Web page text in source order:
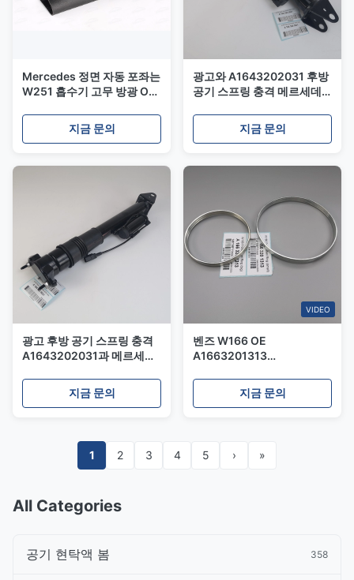
Mercedes 정면 자동 포좌는
W251 흡수기 고무 방광 OE
다
지금 문의
광고와 A1643202031 후방
공기 스프링 충격 메르세데
GL 클래스 X164
지금 문의
광고 후방 공기 스프링 충격
A1643202031과 메르세데
GL 클래스 X164
지금 문의
VIDEO
벤즈 W166 OE
A1663201313
Airmatic 수리용 연장통을
가진 정면 강철 반지 X166
지금 문의
1 2 3 4 5 › »
All Categories
공기 현탁액 봄 358